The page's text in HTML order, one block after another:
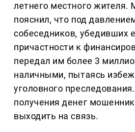
летнего местного жителя.
пояснил, что под
собеседников, убедивших
причастности к
передал им более 3
наличными, пытаясь
уголовного
получения денег
выходить на связь.